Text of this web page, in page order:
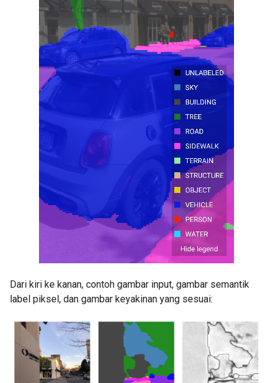
Dari kiri ke kanan, contoh gambar input, gambar semantik
label piksel, dan gambar keyakinan yang sesuai: